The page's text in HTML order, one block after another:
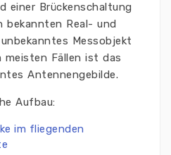
einer Brückenschaltung
bekannten Real- und
Messobjekt
meisten Fällen ist das
Antennengebilde.
Aufbau: